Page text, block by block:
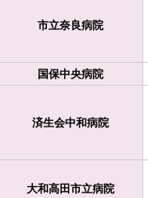
市立奈良病院
国保中央病院
済生会中和病院
大和高田市立病院